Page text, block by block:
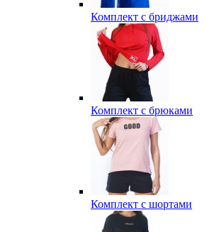
Комплект с бриджами
Комплект с брюками
Комплект с шортами